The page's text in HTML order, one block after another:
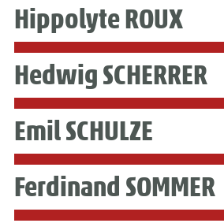
Hippolyte ROUX
Hedwig SCHERRER
Emil SCHULZE
Ferdinand SOMMER